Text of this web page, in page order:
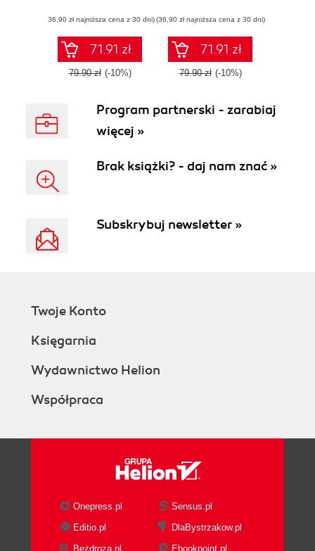
(36,90 zł najniższa cena z 30 dni)
71.91 zł
79.90 zł (-10%)
(36,90 zł najniższa cena z 30 dni)
71.91 zł
79.90 zł (-10%)
Program partnerski - zarabiaj
więcej »
Brak książki? - daj nam znać »
Subskrybuj newsletter »
Twoje Konto
Księgarnia
Wydawnictwo Helion
Współpraca
Onepress.pl
Sensus.pl
Editio.pl
DlaBystrzakow.pl
Bezdroza.pl
Ebookpoint.pl